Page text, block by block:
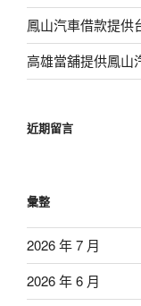
鳳山汽車借款提供
高雄當舖提供鳳山
近期留言
彙整
2026 年 7 月
2026 年 6 月